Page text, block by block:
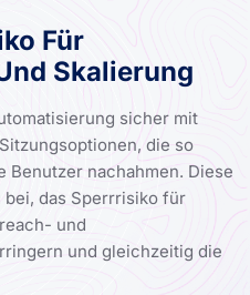
Für
Skalierung
sicher mit
die so
Benutzer nachahmen. Diese
bei, das Sperrrisiko für
und
und gleichzeitig die